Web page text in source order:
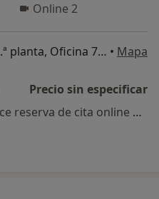
Online 2
Calle Segundo Mata, 1, 2.ª planta, Oficina 7, Pozuelo de Alarcón • Mapa
Precio sin especificar
Este especialista no ofrece reserva de cita online en esta dirección.